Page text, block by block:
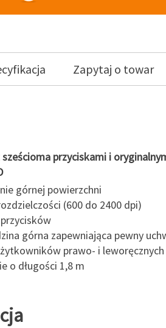
Zapytaj o towar
sześcioma przyciskami i
górnej powierzchni
(600 do 2400 dpi)
górna zapewniająca pewny
prawo- i leworęcznych
o długości 1,8 m